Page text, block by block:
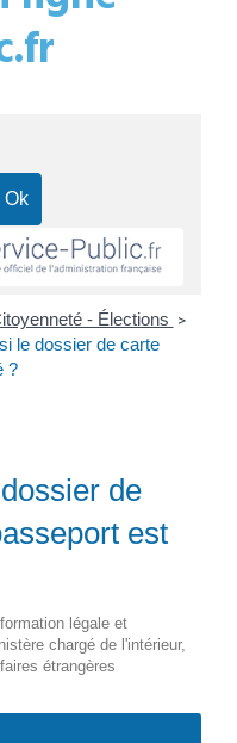
- Élections >
le dossier de carte
?
de
est
légale et
chargé de l'intérieur,
étrangères